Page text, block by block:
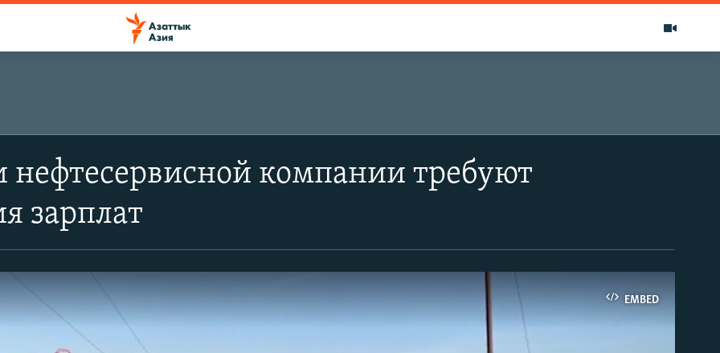
нефтесервисной компании требуют
зарплат
EMBED